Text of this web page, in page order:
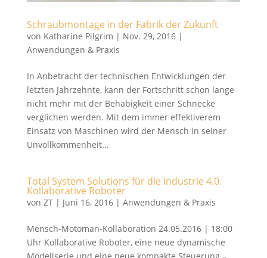
Schraubmontage in der Fabrik der Zukunft
von Katharine Pilgrim | Nov. 29, 2016|
Anwendungen & Praxis
In Anbetracht der technischen Entwicklungen der
letzten Jahrzehnte, kann der Fortschritt schon lange
nicht mehr mit der Behäbigkeit einer Schnecke
verglichen werden. Mit dem immer effektiverem
Einsatz von Maschinen wird der Mensch in seiner
Unvollkommenheit...
Total System Solutions für die Industrie 4.0.
Kollaborative Roboter
von ZT| Juni 16, 2016| Anwendungen & Praxis
Mensch-Motoman-Kollaboration 24.05.2016 | 18:00
Uhr Kollaborative Roboter, eine neue dynamische